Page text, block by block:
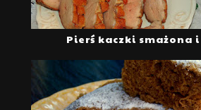
Pierś kaczki smażona